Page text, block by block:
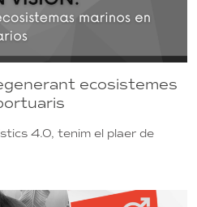
ecosistemes
4.0, tenim el plaer de